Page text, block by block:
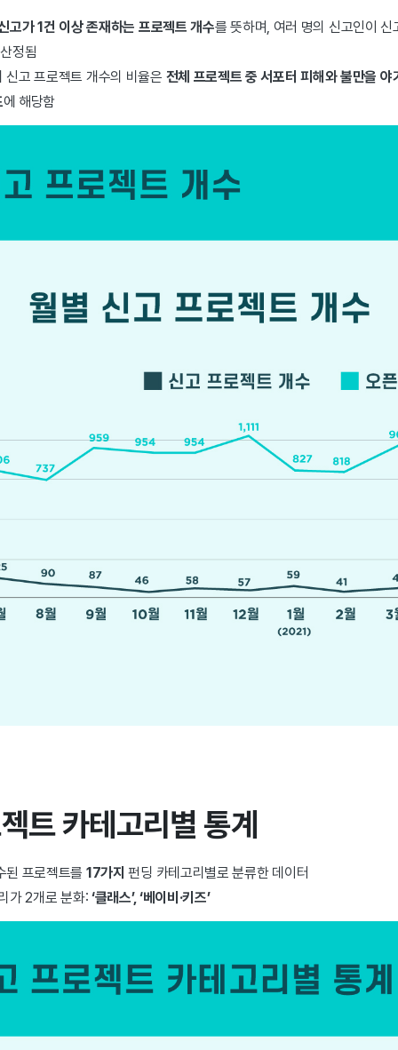
고가 1건 이상 존재하는 프로젝트 개수를 뜻하며, 여러 명의 신고인이
정됨
신고 프로젝트 개수의 비율은 전체 프로젝트 중 서포터 피해와 불만을
에 해당함
트 카테고리별 통계
된 프로젝트를 17가지 펀딩 카테고리별로 분류한 데이터
가 2개로 분화:‘클래스’, ‘베이비·키즈’